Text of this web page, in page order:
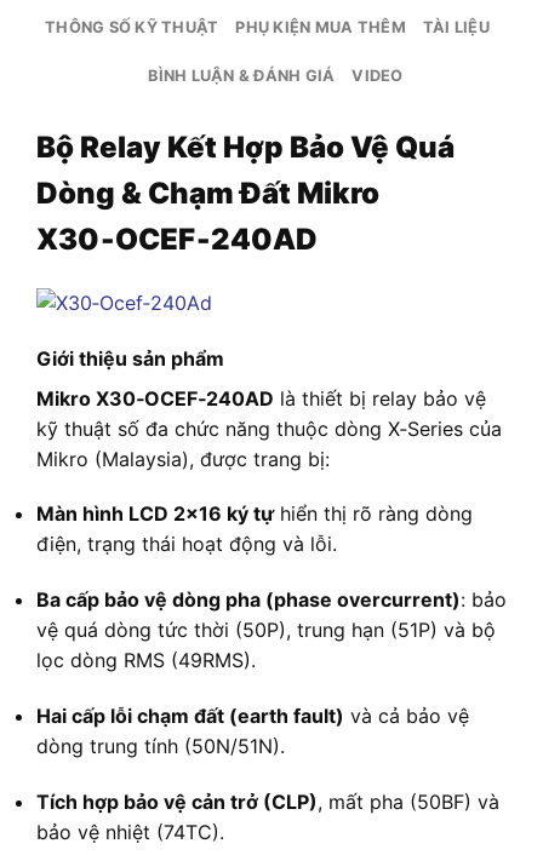
THÔNG SỐ KỸ THUẬT PHỤ KIỆN MUA THÊM TÀI LIỆU
BÌNH LUẬN & ĐÁNH GIÁ VIDEO
Bộ Relay Kết Hợp Bảo Vệ Quá
Dòng & Chạm Đất Mikro
X30‑OCEF‑240AD
Giới thiệu sản phẩm
Mikro X30‑OCEF‑240AD là thiết bị relay bảo vệ
kỹ thuật số đa chức năng thuộc dòng X‑Series của
Mikro (Malaysia), được trang bị:
Màn hình LCD 2×16 ký tựhiển thị rõ ràng dòng
điện, trạng thái hoạt động và lỗi.
Ba cấp bảo vệ dòng pha (phase overcurrent): bảo
vệ quá dòng tức thời (50P), trung hạn (51P) và bộ
lọc dòng RMS (49RMS).
Hai cấp lỗi chạm đất (earth fault) và cả bảo vệ
dòng trung tính (50N/51N).
Tích hợp bảo vệ cản trở (CLP), mất pha (50BF) và
bảo vệ nhiệt (74TC).